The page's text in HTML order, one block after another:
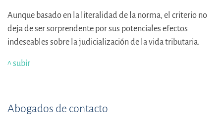
Aunque basado en la literalidad de la norma, el criterio no
deja de ser sorprendente por sus potenciales efectos
indeseables sobre la judicialización de la vida tributaria.
^ subir
Abogados de contacto